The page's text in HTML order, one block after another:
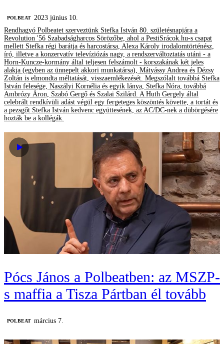
‎POLBEAT 2023 június 10.
Rendhagyó Polbeatet szerveztünk Stefka István 80. születésnapjára a
Revolution '56 Szabadságharcos Sörözőbe, ahol a PestiSrácok.hu-s csapat
mellett Stefka régi barátja és harcostársa, Alexa Károly irodalomtörténész,
író, illetve a konzervatív televíziózás nagy, a rendszerváltoztatás utáni - a
Horn-Kuncze-kormány által teljesen felszámolt - korszakának két jeles
alakja (egyben az ünnepelt akkori munkatársa), Mátyássy Andrea és Dézsy
Zoltán is elmondta méltatását, visszaemlékezését. Megszólalt továbbá Stefka
István felesége, Naszályi Kornélia és egyik lánya, Stefka Nóra, továbbá
Ambrózy Áron, Szabó Gergő és Szalai Szilárd. A Huth Gergely által
celebrált rendkívüli adást végül egy fergeteges köszöntés követte, a tortát és
a pezsgőt Stefka István kedvenc együttesének, az AC/DC-nek a dübörgésére
hozták be a kollégák.
Pócs János a Polbeatben: az MSZP-
s maffia a Tisza Pártban él tovább
‎POLBEAT március 7.